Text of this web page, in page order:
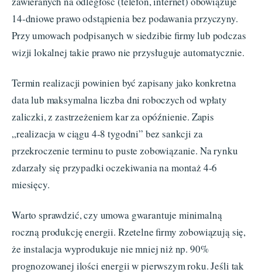
14-dniowe prawo odstąpienia bez podawania przyczyny.
Przy umowach podpisanych w siedzibie firmy lub podczas
wizji lokalnej takie prawo nie przysługuje automatycznie.
Termin realizacji powinien być zapisany jako konkretna
data lub maksymalna liczba dni roboczych od wpłaty
zaliczki, z zastrzeżeniem kar za opóźnienie. Zapis
„realizacja w ciągu 4-8 tygodni” bez sankcji za
przekroczenie terminu to puste zobowiązanie. Na rynku
zdarzały się przypadki oczekiwania na montaż 4-6
miesięcy.
Warto sprawdzić, czy umowa gwarantuje minimalną
roczną produkcję energii. Rzetelne firmy zobowiązują się,
że instalacja wyprodukuje nie mniej niż np. 90%
prognozowanej ilości energii w pierwszym roku. Jeśli tak